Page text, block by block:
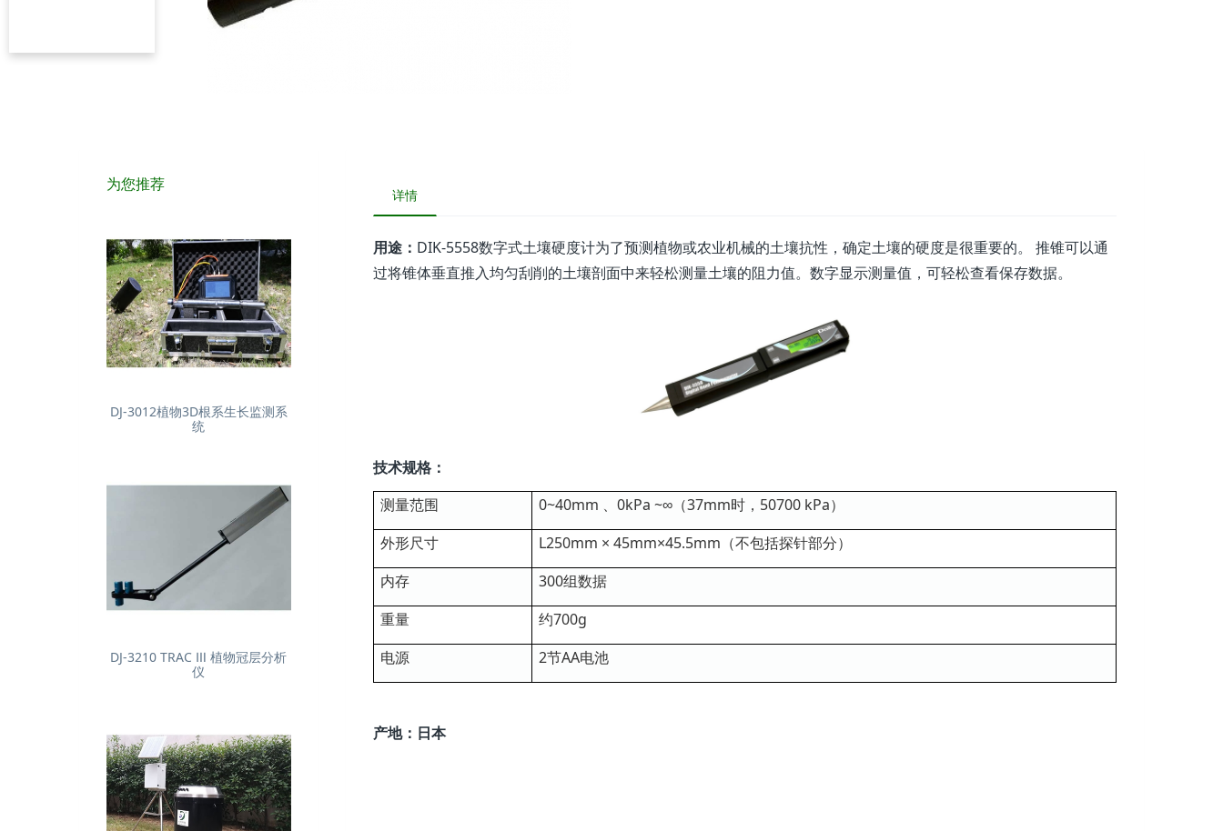
详情
用途： DIK-5558数字式土壤硬度计为了预测植物或农业机械的土壤抗性，确定土壤的硬度是很重要的。 推锥可以通
过将锥体垂直推入均匀刮削的土壤剖面中来轻松测量土壤的阻力值。数字显示测量值，可轻松查看保存数据。
技术规格：
测量范围
0~40mm 、0kPa ~∞（37mm时，50700 kPa）
外形尺寸
L250mm × 45mm×45.5mm（不包括探针部分）
内存
300组数据
重量
约700g
电源
2节AA电池
产地：日本
为您推荐
DJ-3012植物3D根系生长监测系
统
DJ-3210 TRAC Ⅲ 植物冠层分析
仪